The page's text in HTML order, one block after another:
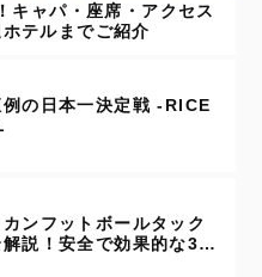
キャパ・座席・アクセス
テルまでご紹介
例の日本一決定戦 -RICE
ンフットボールタック
解説！安全で効果的な3種